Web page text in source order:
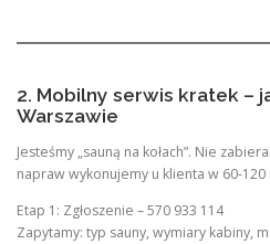
2. Mobilny serwis kratek –
Warszawie
Jesteśmy „sauną na kołach”. Nie
napraw wykonujemy u klienta w 60-120
Etap 1: Zgłoszenie – 570 933 114
Zapytamy: typ sauny, wymiary kabiny,